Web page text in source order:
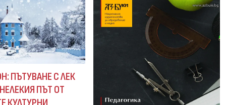
ПЪТУВАНЕ С ЛЕК
ПЪТ ОТ